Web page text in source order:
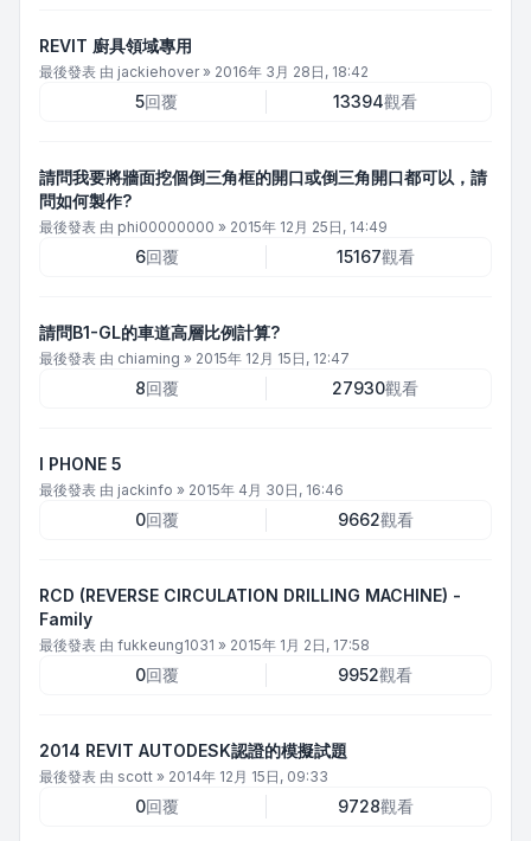
REVIT 廚具領域專用
最後發表 由 jackiehover» 2016年 3月 28日, 18:42
5回覆 13394觀看
請問我要將牆面挖個倒三角框的開口或倒三角開口都可以，請
問如何製作?
最後發表 由 phi00000000 » 2015年 12月 25日, 14:49
6回覆 15167觀看
請問B1-GL的車道高層比例計算?
最後發表 由 chiaming » 2015年 12月 15日, 12:47
8回覆 27930觀看
I PHONE 5
最後發表 由 jackinfo » 2015年 4月 30日, 16:46
0回覆 9662觀看
RCD (REVERSE CIRCULATION DRILLING MACHINE) -
Family
最後發表 由 fukkeung1031 » 2015年 1月 2日, 17:58
0回覆 9952觀看
2014 REVIT AUTODESK認證的模擬試題
最後發表 由 scott » 2014年 12月 15日, 09:33
0回覆 9728觀看